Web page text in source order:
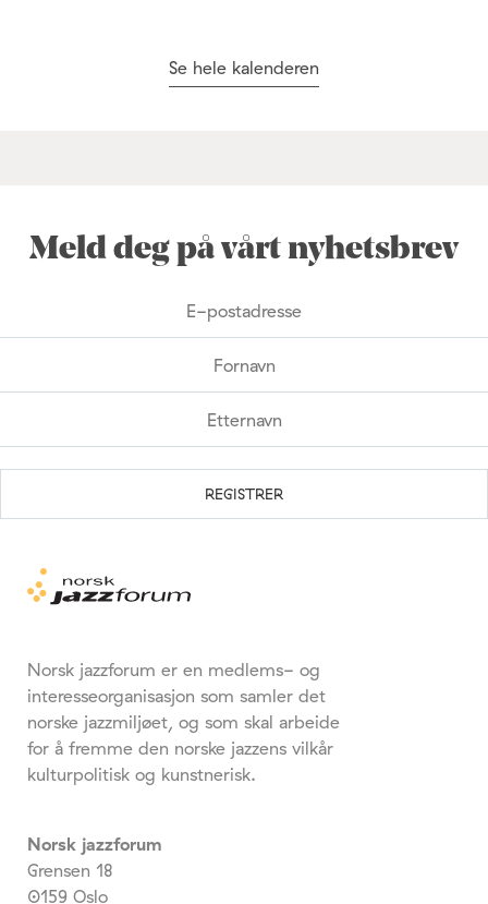
Se hele kalenderen
Meld deg på vårt nyhetsbrev
Norsk jazzforum er en medlems- og
interesseorganisasjon som samler det
norske jazzmiljøet, og som skal arbeide
for å fremme den norske jazzens vilkår
kulturpolitisk og kunstnerisk.
Norsk jazzforum
Grensen 18
0159 Oslo